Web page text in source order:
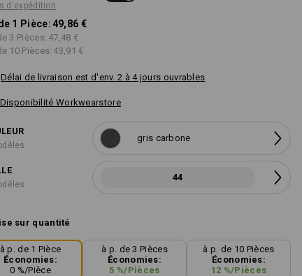
d'expédition
1 Pièce: 49,86 €
3 Pièces: 47,48 €
10 Pièces: 43,91 €
Délai de livraison est d'env. 2 à 4 jours ouvrables
Disponibilité Workwearstore
gris carbone
44
sur quantité
à p. de 1 Pièce
Économies:
0 %/Pièce
à p. de 3 Pièces
Économies:
5 %/Pièces
à p. de 10 Pièces
Économies:
12 %/Pièces